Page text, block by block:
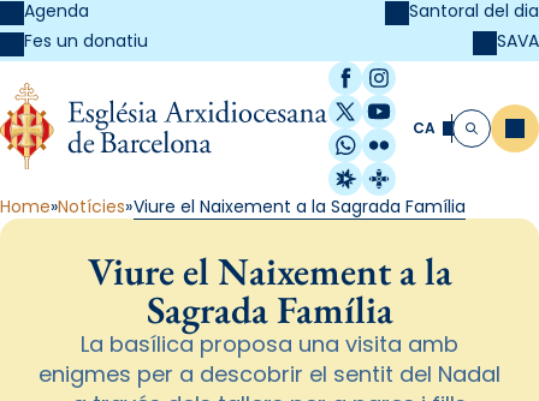
Agenda
Fes un donatiu
Santoral del dia
SAVA
Facebook
Instagram
X / Twitter
YouTube
WhatsApp
Flickr
Radio Estel
Catalunya
CA Cerca
Home Notícies Viure el Naixement a la Sagrada Família
Viure el Naixement a la
Sagrada Família
La basílica proposa una visita amb
enigmes per a descobrir el sentit del Nadal